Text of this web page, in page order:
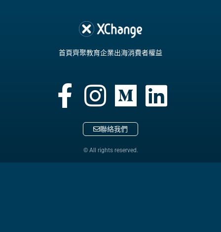
首頁齊聚教育企業出海消費者權益
聯絡我們
© All rights reserved.